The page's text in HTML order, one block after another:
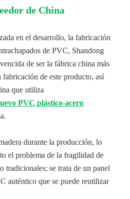
de China
en el desarrollo, la fabricación
de PVC, Shandong
de ser la fábrica china más
fabricación de este producto, así
que utiliza
PVC plástico-acero
durante la producción, lo
el problema de la fragilidad de
tradicionales; se trata de un panel
auténtico que se puede reutilizar